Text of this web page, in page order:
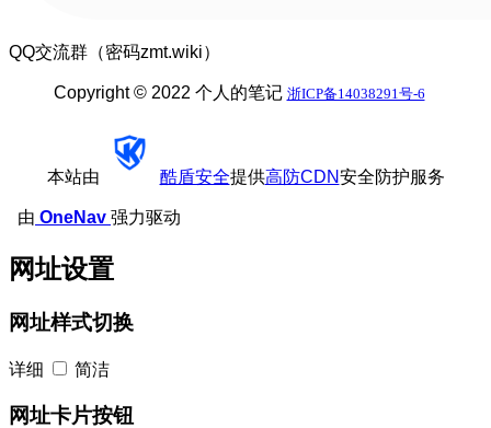
QQ交流群（密码zmt.wiki）
Copyright © 2022 个人的笔记 浙ICP备14038291号-6
本站由 酷盾安全提供高防CDN安全防护服务
由 OneNav 强力驱动
网址设置
网址样式切换
详细 简洁
网址卡片按钮